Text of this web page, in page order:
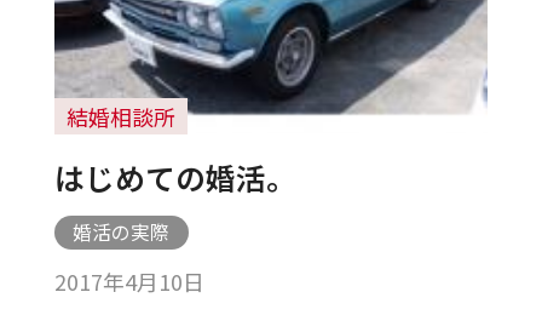
結婚相談所
はじめての婚活。
婚活の実際
2017年4月10日